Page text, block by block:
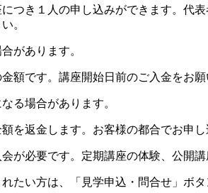
つき１人の申し込みができます。代
。
があります。
額です。講座開始日前のご入金をお願
る場合があります。
を返金します。お客様の都合でお申
が必要です。定期講座の体験、公開
たい方は、「見学申込・問合せ」ボ